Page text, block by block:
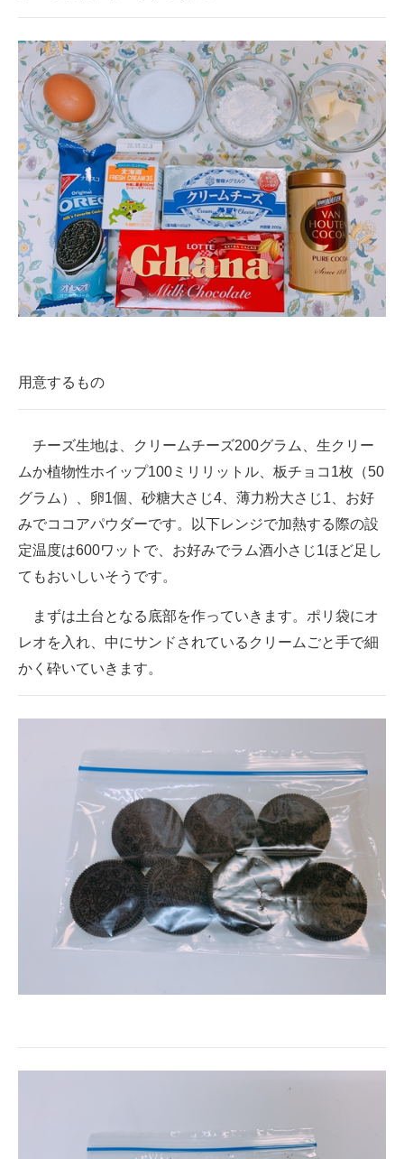
用意するもの
チーズ生地は、クリームチーズ200グラム、生クリー
ムか植物性ホイップ100ミリリットル、板チョコ1枚（50
グラム）、卵1個、砂糖大さじ4、薄力粉大さじ1、お好
みでココアパウダーです。以下レンジで加熱する際の設
定温度は600ワットで、お好みでラム酒小さじ1ほど足し
てもおいしいそうです。
まずは土台となる底部を作っていきます。ポリ袋にオ
レオを入れ、中にサンドされているクリームごと手で細
かく砕いていきます。